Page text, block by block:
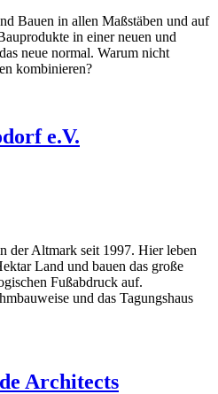
Bauen in allen Maßstäben und auf
in einer neuen und
neue normal. Warum nicht
kombinieren?
e.V.
der Altmark seit 1997. Hier leben
Land und bauen das große
Fußabdruck auf.
und das Tagungshaus
Architects